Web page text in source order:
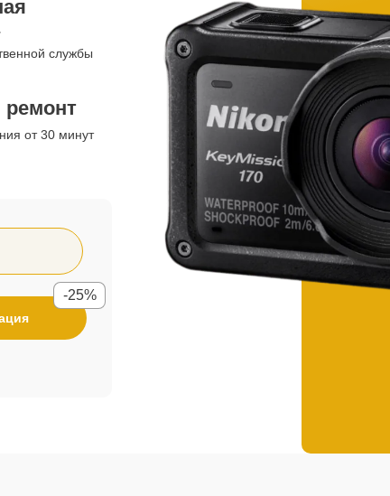
службы
от 30 минут
-25%